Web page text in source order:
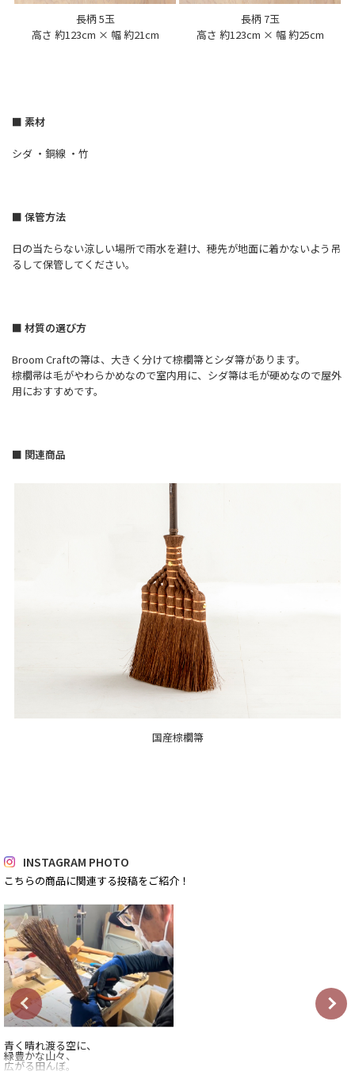
長柄 5玉
高さ 約123cm × 幅 約21cm
長柄 7玉
高さ 約123cm × 幅 約25cm
■ 素材
シダ ・銅線 ・竹
■ 保管方法
日の当たらない涼しい場所で雨水を避け、穂先が地面に着かないよう吊
るして保管してください。
■ 材質の選び方
Broom Craftの箒は、大きく分けて棕櫚箒とシダ箒があります。
棕櫚帚は毛がやわらかめなので室内用に、シダ箒は毛が硬めなので屋外
用におすすめです。
■ 関連商品
国産棕櫚箒
INSTAGRAM PHOTO
こちらの商品に関連する投稿をご紹介！
青く晴れ渡る空に、
緑豊かな山々、
広がる田んぼ。